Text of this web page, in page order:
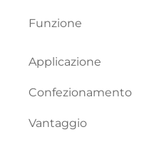
Funzione
Applicazione
Confezionamento
Vantaggio